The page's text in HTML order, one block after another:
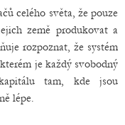
celého světa, že pouze
země produkovat a
rozpoznat, že systém
je každý svobodný
tam, kde jsou
lépe.